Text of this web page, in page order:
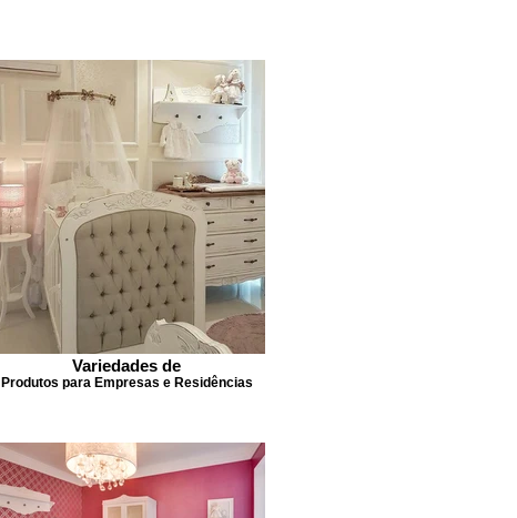
Variedades de
Produtos para Empresas e Residências